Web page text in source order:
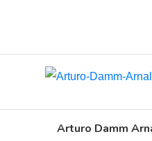
Arturo Damm